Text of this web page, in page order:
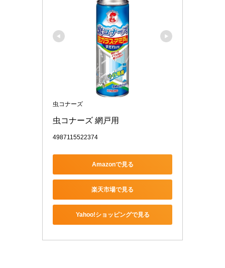
虫コナーズ
虫コナーズ 網戸用
4987115522374
Amazonで見る
楽天市場で見る
Yahoo!ショッピングで見る